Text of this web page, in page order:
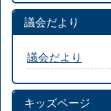
議会だより
議会だより
キッズページ